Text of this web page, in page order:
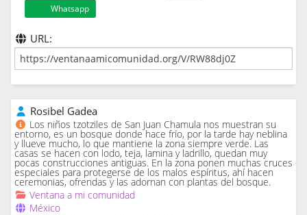
Whatsapp
URL:
Rosibel Gadea
Los niños tzotziles de San Juan Chamula nos muestran su
entorno, es un bosque donde hace frío, por la tarde hay neblina
y llueve mucho, lo que mantiene la zona siempre verde. Las
casas se hacen con lodo, teja, lamina y ladrillo, quedan muy
pocas construcciones antiguas. En la zona ponen muchas cruces
especiales para protegerse de los malos espíritus, ahí hacen
ceremonias, ofrendas y las adornan con plantas del bosque.
Ventana a mi comunidad
México